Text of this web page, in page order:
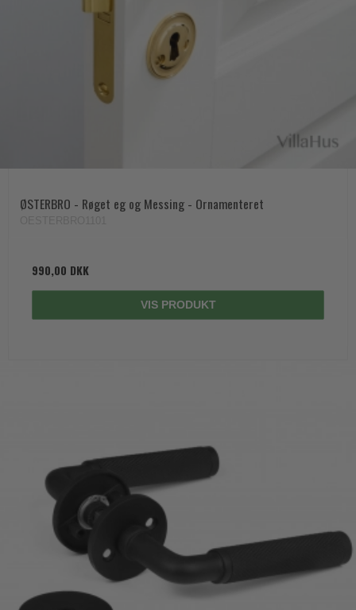
ØSTERBRO - Røget eg og Messing - Ornamenteret
990,00 DKK
VIS PRODUKT